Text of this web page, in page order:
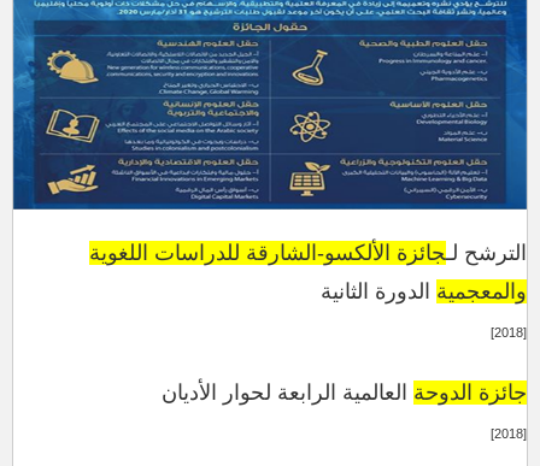
الترشح لـجائزة الألكسو-الشارقة للدر اسات اللغوية
والمعجمية الدور ة الثانية
[2018]
جائزة الدوحة العالمية الرابعة لحوار الأديان
[2018]